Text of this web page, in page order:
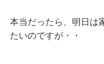
本当だったら、明日は
たいのですが・・